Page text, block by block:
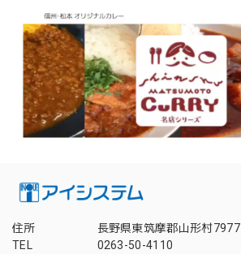
住所
長野県東筑摩郡山形村7977
TEL
0263-50-4110